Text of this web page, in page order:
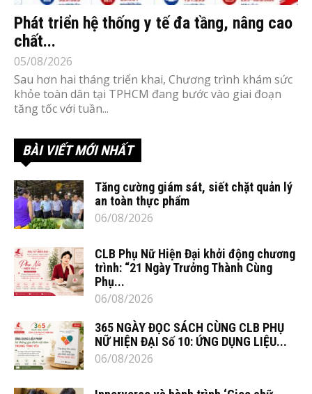
Phát triển hệ thống y tế đa tầng, nâng cao
chất...
05/08/2026
Sau hơn hai tháng triển khai, Chương trình khám sức
khỏe toàn dân tại TPHCM đang bước vào giai đoạn
tăng tốc với tuần...
BÀI VIẾT MỚI NHẤT
Tăng cường giám sát, siết chặt quản lý
an toàn thực phẩm
06/08/2026
CLB Phụ Nữ Hiện Đại khởi động chương
trình: “21 Ngày Trưởng Thành Cùng
Phụ...
06/08/2026
365 NGÀY ĐỌC SÁCH CÙNG CLB PHỤ
NỮ HIỆN ĐẠI Số 10: ỨNG DỤNG LIỆU...
06/08/2026